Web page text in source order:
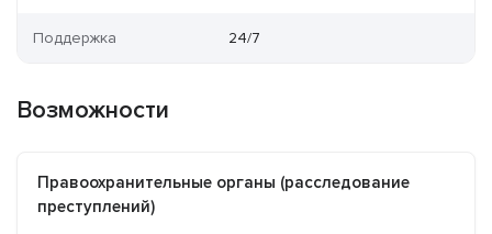
Поддержка 24/7
Возможности
Правоохранительные органы (расследование
преступлений)